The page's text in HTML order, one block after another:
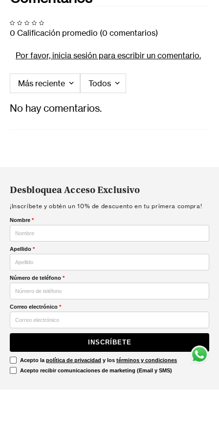
0 Calificación promedio (0 comentarios)
Por favor, inicia sesión para escribir un comentario.
Más reciente Todos
No hay comentarios.
Desbloquea Acceso Exclusivo
¡Inscríbete y obtén un 10% de descuento en tu primera compra!
Nombre *
Apellido *
Número de teléfono *
Correo electrónico *
INSCRÍBETE
Acepto la política de privacidad y los términos y condiciones
Acepto recibir comunicaciones de marketing (Email y SMS)